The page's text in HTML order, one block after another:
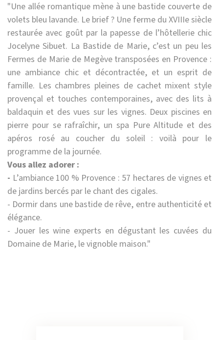
"Une allée romantique mène à une bastide couverte de
volets bleu lavande. Le brief ? Une ferme du XVIIIe siècle
restaurée avec goût par la papesse de l’hôtellerie chic
Jocelyne Sibuet. La Bastide de Marie, c’est un peu les
Fermes de Marie de Megève transposées en Provence :
une ambiance chic et décontractée, et un esprit de
famille. Les chambres pleines de cachet mixent style
provençal et touches contemporaines, avec des lits à
baldaquin et des vues sur les vignes. Deux piscines en
pierre pour se rafraîchir, un spa Pure Altitude et des
apéros rosé au coucher du soleil : voilà pour le
programme de la journée.
Vous allez adorer :
- L’ambiance 100 % Provence : 57 hectares de vignes et
de jardins bercés par le chant des cigales.
- Dormir dans une bastide de rêve, entre authenticité et
élégance.
- Jouer les wine experts en dégustant les cuvées du
Domaine de Marie, le vignoble maison."